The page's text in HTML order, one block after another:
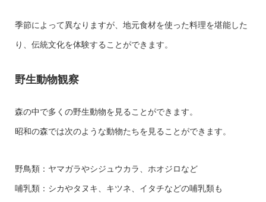
季節によって異なりますが、地元食材を使った料理を堪能した
り、伝統文化を体験することができます。
野生動物観察
森の中で多くの野生動物を見ることができます。
昭和の森では次のような動物たちを見ることができます。
野鳥類：ヤマガラやシジュウカラ、ホオジロなど
哺乳類：シカやタヌキ、キツネ、イタチなどの哺乳類も